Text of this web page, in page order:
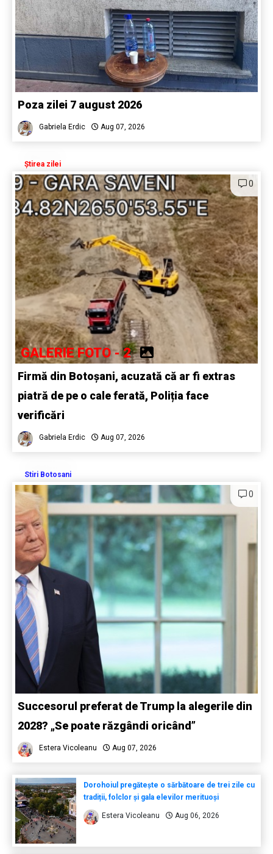
Poza zilei 7 august 2026
Gabriela Erdic Aug 07, 2026
Știrea zilei
0
GALERIE FOTO - 2
Firmă din Botoșani, acuzată că ar fi extras
piatră de pe o cale ferată, Poliția face
verificări
Gabriela Erdic Aug 07, 2026
Stiri Botosani
0
Succesorul preferat de Trump la alegerile din
2028? „Se poate răzgândi oricând”
Estera Vicoleanu Aug 07, 2026
Dorohoiul pregătește o sărbătoare de trei zile cu
tradiții, folclor și gala elevilor merituoși
Estera Vicoleanu Aug 06, 2026